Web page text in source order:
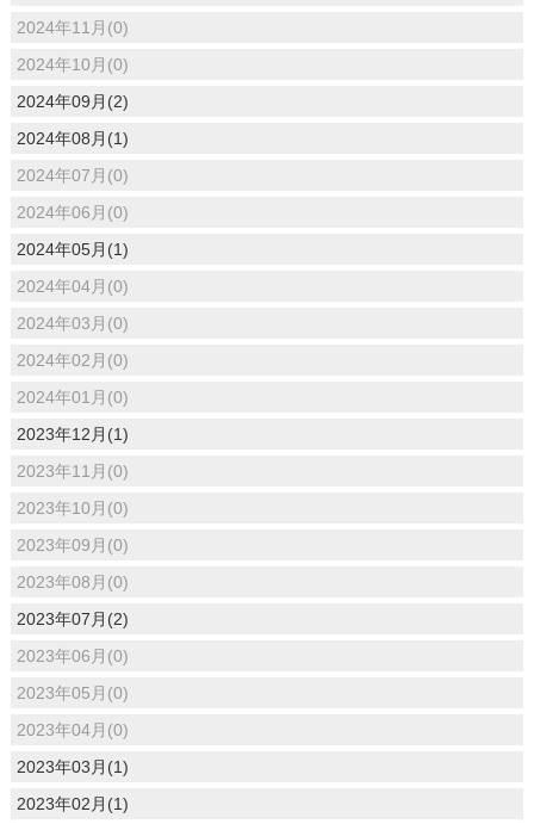
2024年11月(0)
2024年10月(0)
2024年09月(2)
2024年08月(1)
2024年07月(0)
2024年06月(0)
2024年05月(1)
2024年04月(0)
2024年03月(0)
2024年02月(0)
2024年01月(0)
2023年12月(1)
2023年11月(0)
2023年10月(0)
2023年09月(0)
2023年08月(0)
2023年07月(2)
2023年06月(0)
2023年05月(0)
2023年04月(0)
2023年03月(1)
2023年02月(1)